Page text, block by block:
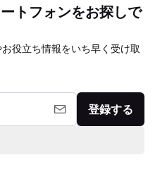
トフォンをお探しで
役立ち情報をいち早く受け取
登録する